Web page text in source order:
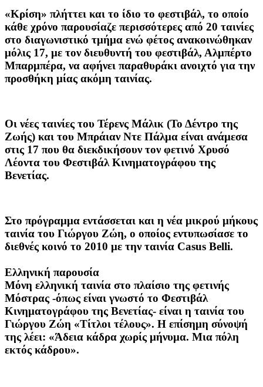
«Κρίση» πλήττει και το ίδιο το φεστιβάλ, το οποίο
κάθε χρόνο παρουσίαζε περισσότερες από 20 ταινίες
στο διαγωνιστικό τμήμα ενώ φέτος ανακοινώθηκαν
μόλις 17, με τον διευθυντή του φεστιβάλ, Αλμπέρτο
Μπαρμπέρα, να αφήνει παραθυράκι ανοιχτό για την
προσθήκη μίας ακόμη ταινίας.
Οι νέες ταινίες του Τέρενς Μάλικ (Το Δέντρο της
Ζωής) και του Μπράιαν Ντε Πάλμα είναι ανάμεσα
στις 17 που θα διεκδικήσουν τον φετινό Χρυσό
Λέοντα του Φεστιβάλ Κινηματογράφου της
Βενετίας.
Στο πρόγραμμα εντάσσεται και η νέα μικρού μήκους
ταινία του Γιώργου Ζώη, ο οποίος εντυπωσίασε το
διεθνές κοινό το 2010 με την ταινία Casus Belli.
Ελληνική παρουσία
Μόνη ελληνική ταινία στο πλαίσιο της φετινής
Μόστρας -όπως είναι γνωστό το Φεστιβάλ
Κινηματογράφου της Βενετίας- είναι η ταινία του
Γιώργου Ζώη «Τίτλοι τέλους». Η επίσημη σύνοψή
της λέει: «Άδεια κάδρα χωρίς μήνυμα. Μια πόλη
εκτός κάδρου».